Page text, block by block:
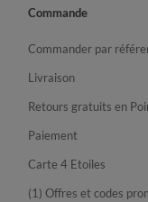
Commande
Commander par
Livraison
Retours gratuits en
Paiement
Carte 4 Etoiles
(1) Offres et codes